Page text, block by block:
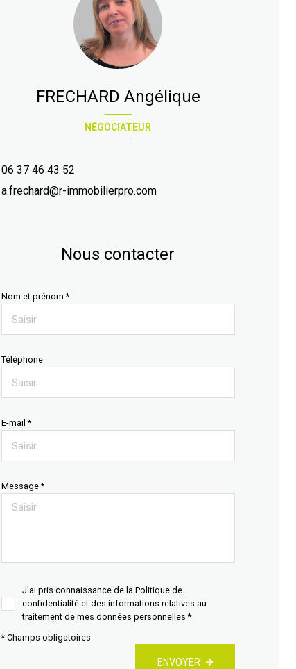
NÉGOCIATEUR
FRECHARD Angélique
06 37 46 43 52
a.frechard@r-immobilierpro.com
Nous contacter
Nom et prénom *
Téléphone
E-mail *
Message *
J'ai pris connaissance de la Politique de
confidentialité et des informations relatives au
traitement de mes données personnelles *
* Champs obligatoires
ENVOYER